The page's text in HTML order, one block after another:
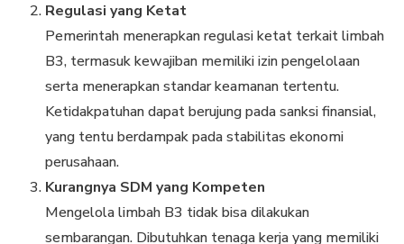
Regulasi yang Ketat
Pemerintah menerapkan regulasi ketat terkait limbah
B3, termasuk kewajiban memiliki izin pengelolaan
serta menerapkan standar keamanan tertentu.
Ketidakpatuhan dapat berujung pada sanksi finansial,
yang tentu berdampak pada stabilitas ekonomi
perusahaan.
Kurangnya SDM yang Kompeten
Mengelola limbah B3 tidak bisa dilakukan
sembarangan. Dibutuhkan tenaga kerja yang memiliki